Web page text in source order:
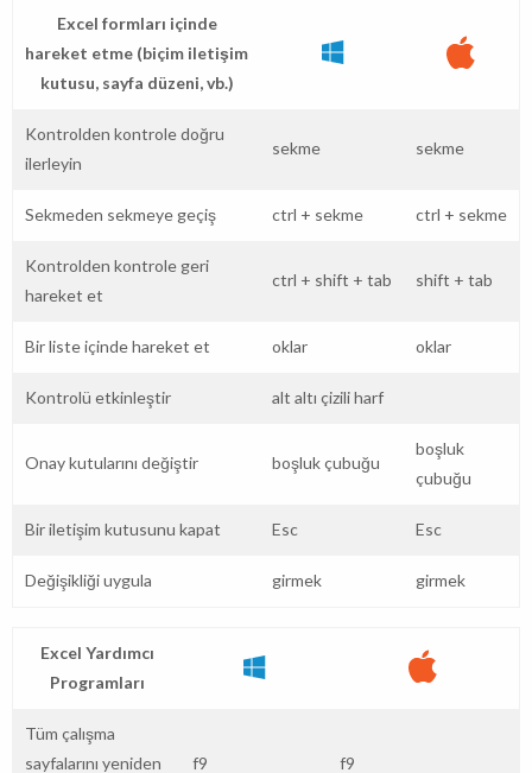
Excel formları içinde
hareket etme (biçim iletişim
kutusu, sayfa düzeni, vb.)
Kontrolden kontrole doğru
ilerleyin
sekme sekme
Sekmeden sekmeye geçiş ctrl + sekme ctrl + sekme
Kontrolden kontrole geri
hareket et
ctrl + shift + tab shift + tab
Bir liste içinde hareket et oklar oklar
Kontrolü etkinleştir alt altı çizili harf
Onay kutularını değiştir boşluk çubuğu
boşluk
çubuğu
Bir iletişim kutusunu kapat Esc Esc
Değişikliği uygula girmek girmek
Excel Yardımcı
Programları
Tüm çalışma
sayfalarını yeniden
f9 f9